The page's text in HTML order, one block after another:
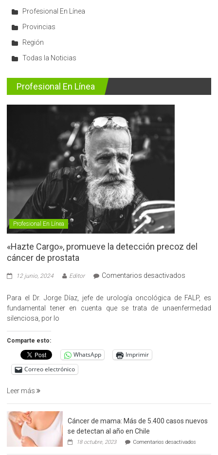
Profesional En Línea
Provincias
Región
Todas la Noticias
Profesional En Línea
Profesional En Línea
«Hazte Cargo», promueve la detección precoz del
cáncer de prostata
12 junio, 2024 Editor Comentarios desactivados
Cargo»,
promueve
Para el Dr. Jorge Díaz, jefe de urología oncológica de FALP, es
fundamental tener en cuenta que se trata de unaenfermedad
silenciosa, por lo
Comparte esto:
WhatsApp
Imprimir
Correo electrónico
Leer más
Cáncer de mama: Más de 5.400 casos nuevos
se detectan al año en Chile
18 octubre, 2023 Comentarios desactivados